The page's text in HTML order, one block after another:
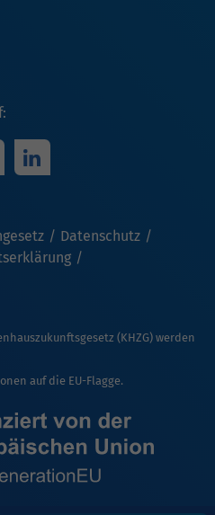
Datenschutz
(KHZG) werden
auf die EU-Flagge.